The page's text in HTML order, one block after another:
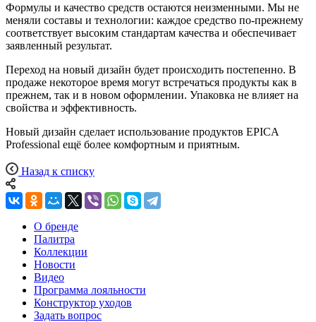
Формулы и качество средств остаются неизменными. Мы не
меняли составы и технологии: каждое средство по-прежнему
соответствует высоким стандартам качества и обеспечивает
заявленный результат.
Переход на новый дизайн будет происходить постепенно. В
продаже некоторое время могут встречаться продукты как в
прежнем, так и в новом оформлении. Упаковка не влияет на
свойства и эффективность.
Новый дизайн сделает использование продуктов EPICA
Professional ещё более комфортным и приятным.
Назад к списку
О бренде
Палитра
Коллекции
Новости
Видео
Программа лояльности
Конструктор уходов
Задать вопрос